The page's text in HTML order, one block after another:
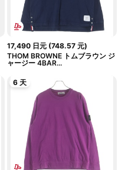
17,490 日元 (748.57 元)
THOM BROWNE トムブラウン ジ
ャージー 4BAR...
6 天